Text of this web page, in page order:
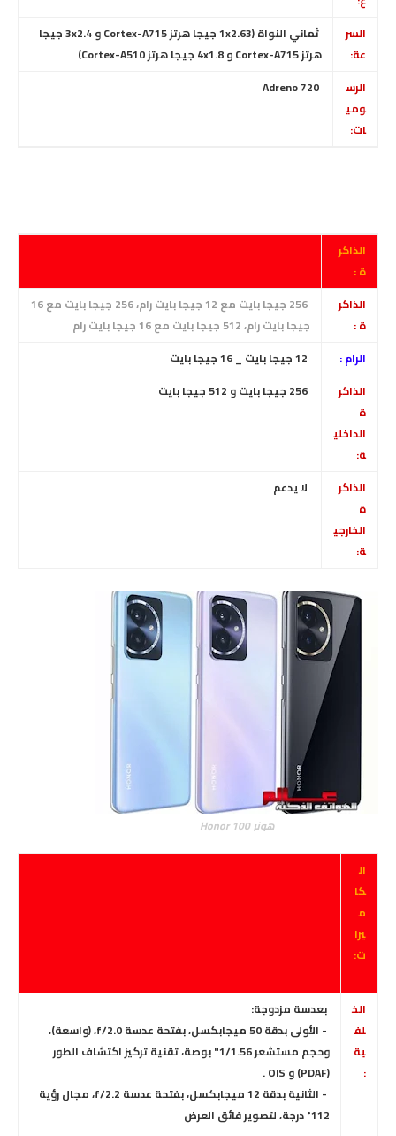
السر
عة:
ثماني النواة (1x2.63 جيجا هرتز Cortex-A715 و 3x2.4 جيجا
هرتز Cortex-A715 و 4x1.8 جيجا هرتز Cortex-A510)
الرس
ومي
ات:
Adreno 720
الذاكر
ة :
الذاكر
ة :
256 جيجا بايت مع 12 جيجا بايت رام، 256 جيجا بايت مع 16
جيجا بايت رام، 512 جيجا بايت مع 16 جيجا بايت رام
الرام :
الذاكر
ة
الداخلي
ة:
الذاكر
ة
الخارجي
ة:
لا يدعم
هونر Honor 100
ال
كا
م
يرا
ت:
الخ
لف
ية
:
بعدسة مزدوجة:
- الأولى بدقة 50 ميجابكسل، بفتحة عدسة f/2.0
،(واسعة)،
وحجم مستشعر 1/1.56" بوصة، تقنية تركيز اكتشاف الطور
(PDAF) و OIS .
- الثانية بدقة 12 ميجابكسل، بفتحة عدسة f/2.2، مجال رؤية
112˚ درجة، لتصوير فائق العرض